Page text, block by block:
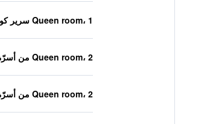
Queen room، 1 سرير كوين
Queen room، 2 من أسرّة الكوين
Queen room، 2 من أسرّة الكوين